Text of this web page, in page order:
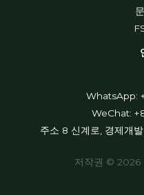
WhatsApp:
WeChat:
주소 8 신계로, 경제개
저작권 © 2026